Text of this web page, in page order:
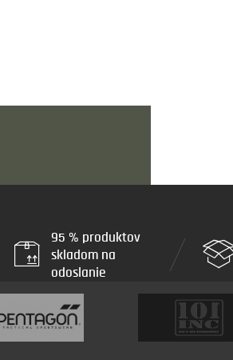
95 % produktov
skladom na
odoslanie